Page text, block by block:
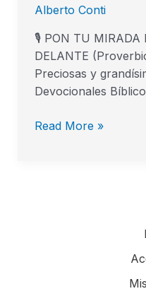
Alberto Conti
🎙 PON TU MIRADA
DELANTE
Preciosas y
Devocionales
Read More »